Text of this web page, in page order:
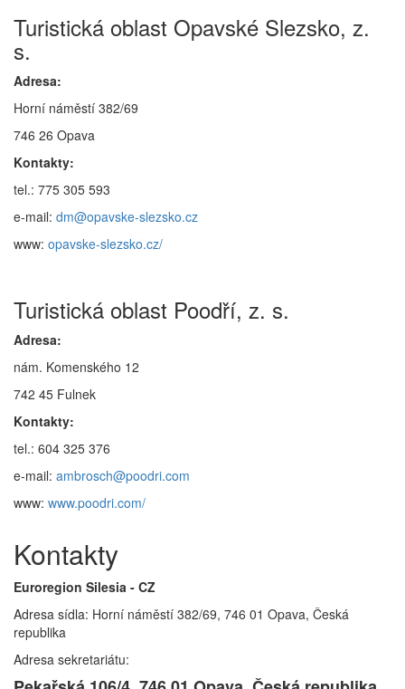
Turistická oblast Opavské Slezsko, z.
s.
Adresa:
Horní náměstí 382/69
746 26 Opava
Kontakty:
tel.: 775 305 593
e-mail: dm@opavske-slezsko.cz
www: opavske-slezsko.cz/
Turistická oblast Poodří, z. s.
Adresa:
nám. Komenského 12
742 45 Fulnek
Kontakty:
tel.: 604 325 376
e-mail: ambrosch@poodri.com
www: www.poodri.com/
Kontakty
Euroregion Silesia - CZ
Adresa sídla: Horní náměstí 382/69, 746 01 Opava, Česká
republika
Adresa sekretariátu: